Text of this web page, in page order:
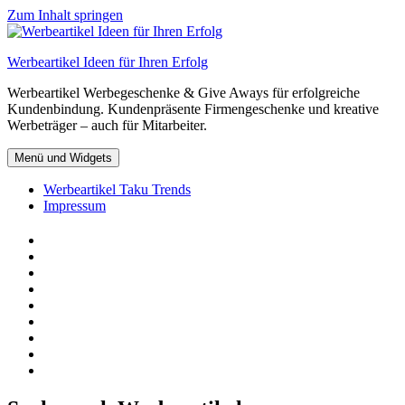
Zum Inhalt springen
Werbeartikel Ideen für Ihren Erfolg
Werbeartikel Werbegeschenke & Give Aways für erfolgreiche
Kundenbindung. Kundenpräsente Firmengeschenke und kreative
Werbeträger – auch für Mitarbeiter.
Menü und Widgets
Werbeartikel Taku Trends
Impressum